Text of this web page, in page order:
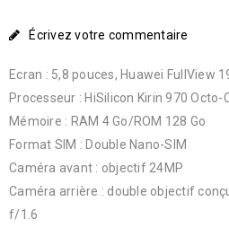
Écrivez votre commentaire
Ecran : 5,8 pouces, Huawei FullView
Processeur : HiSilicon Kirin 970 Octo-
Mémoire : RAM 4 Go/ROM 128 Go
Format SIM : Double Nano-SIM
Caméra avant : objectif 24MP
Caméra arrière : double objectif
f/1.6